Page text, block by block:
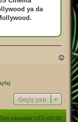
ya da
Geçiş yap
zamanlar UTC+03:00